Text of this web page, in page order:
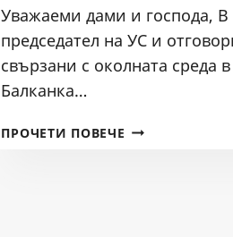
Уважаеми дами и господа, В
председател на УС и
свързани с околната среда
Балканка…
ПРОЧЕТИ ПОВЕЧЕ СДРУЖЕНИЕ